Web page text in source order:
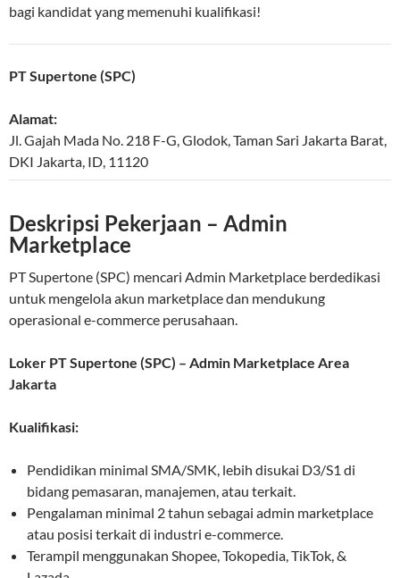
bagi kandidat yang memenuhi kualifikasi!
PT Supertone (SPC)
Alamat:
Jl. Gajah Mada No. 218 F-G, Glodok, Taman Sari Jakarta Barat,
DKI Jakarta, ID, 11120
Deskripsi Pekerjaan – Admin
Marketplace
PT Supertone (SPC) mencari Admin Marketplace berdedikasi
untuk mengelola akun marketplace dan mendukung
operasional e-commerce perusahaan.
Loker PT Supertone (SPC) – Admin Marketplace Area
Jakarta
Kualifikasi:
Pendidikan minimal SMA/SMK, lebih disukai D3/S1 di
bidang pemasaran, manajemen, atau terkait.
Pengalaman minimal 2 tahun sebagai admin marketplace
atau posisi terkait di industri e-commerce.
Terampil menggunakan Shopee, Tokopedia, TikTok, &